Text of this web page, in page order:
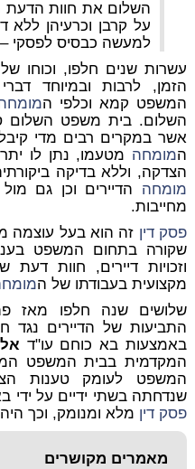
השלום את חוות הדעת
על קרבן וכרעיהן ללא
למעשה כבסיס לפסקי –
עשרות שנים חלפו, וכוחו של
הזמן, לרבות ובמיוחד
המשפט קמא וכלפי ה
השלום. בית משפט השלום
אשר במקרים רבים מדי
המומחה מטעמו, נתן לו
הצדקה, וללא בדיקה
מומחה הדיירים וכן גם
מחייבות.
פסק דין זה הוא בעל עוצמה
שקורה בתחום המשפט
וזכויות דיירים, חוות דעת
מקצועית בעבודתו של ה
שלושים שנה חלפו מאז
התביעות של הדיירים נגד
באמצעות בא כוחם עו"ד
המקדמית בבית המשפט
המשפט לעומק טענות
שנדחתה בשתי ידיים על ידי
פסק דין מלא ומנומק, וכך
מאמרים מקושרים